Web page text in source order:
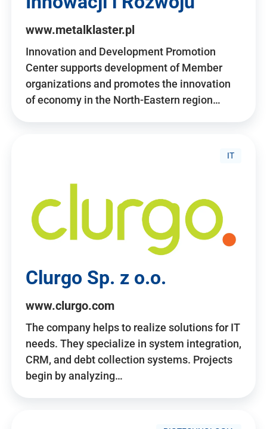
www.metalklaster.pl
Innovation and Development Promotion
Center supports development of Member
organizations and promotes the innovation
of economy in the North-Eastern region…
IT
Clurgo Sp. z o.o.
www.clurgo.com
The company helps to realize solutions for IT
needs. They specialize in system integration,
CRM, and debt collection systems. Projects
begin by analyzing…